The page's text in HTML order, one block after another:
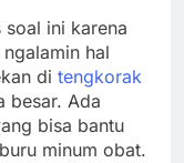
ini karena
hal
di tengkorak
besar. Ada
bisa bantu
minum obat.